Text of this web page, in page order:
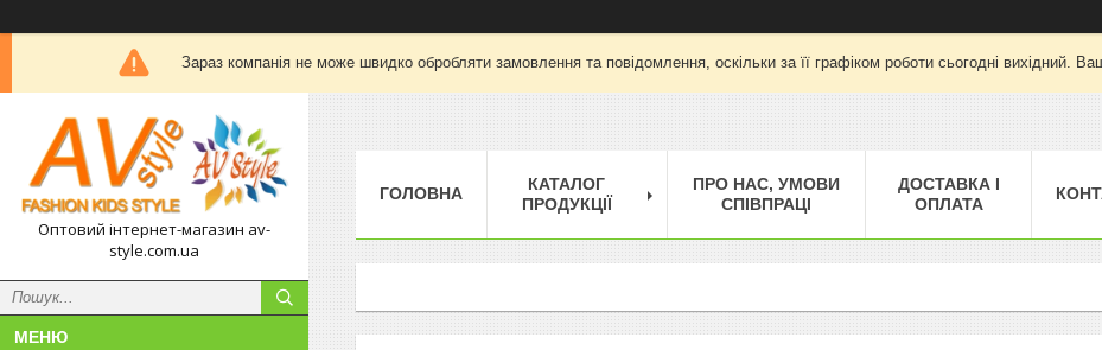
Зараз компанія не може швидко обробляти замовлення та повідомлення, оскільки за її графіком роботи сьогодні вихідний.
Оптовий інтернет-магазин av-
style.com.ua
ГОЛОВНА
КАТАЛОГ
ПРОДУКЦІЇ
ПРО НАС, УМОВИ
СПІВПРАЦІ
ДОСТАВКА І
ОПЛАТА